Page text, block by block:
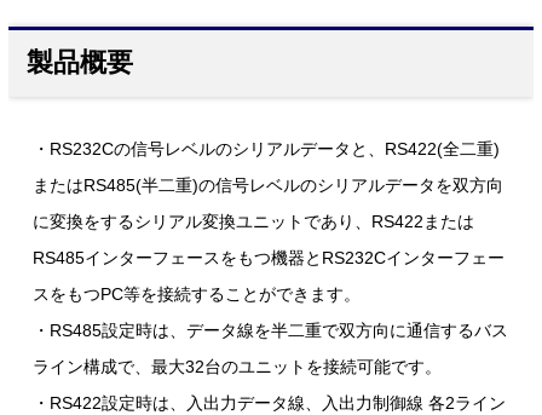
製品概要
・RS232Cの信号レベルのシリアルデータと、RS422(全二重)
またはRS485(半二重)の信号レベルのシリアルデータを双方向
に変換をするシリアル変換ユニットであり、RS422または
RS485インターフェースをもつ機器とRS232Cインターフェー
スをもつPC等を接続することができます。
・RS485設定時は、データ線を半二重で双方向に通信するバス
ライン構成で、最大32台のユニットを接続可能です。
・RS422設定時は、入出力データ線、入出力制御線 各2ライン